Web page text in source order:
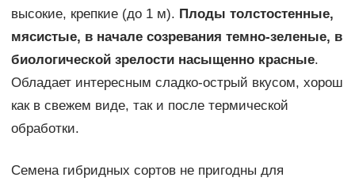
высокие, крепкие (до 1 м). Плоды толстостенные,
мясистые, в начале созревания темно-зеленые, в
биологической зрелости насыщенно красные.
Обладает интересным сладко-острый вкусом, хорош
как в свежем виде, так и после термической
обработки.
Семена гибридных сортов не пригодны для